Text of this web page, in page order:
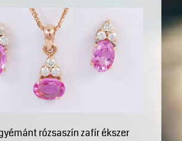
rózsaszín zafír ékszer